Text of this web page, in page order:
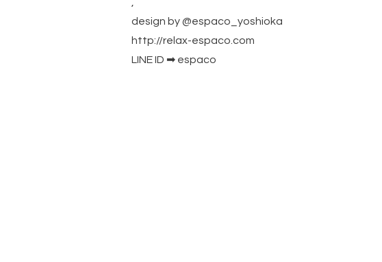
design by @espaco_yoshioka
http://relax-espaco.com
LINE ID ➡ espaco